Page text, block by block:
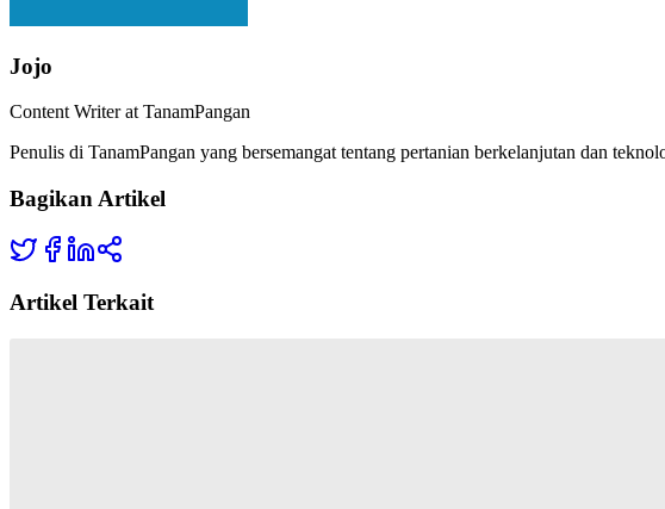
Jojo
Content Writer at TanamPangan
Penulis di TanamPangan yang bersemangat tentang pertanian berkelanjutan dan
Bagikan Artikel
Artikel Terkait